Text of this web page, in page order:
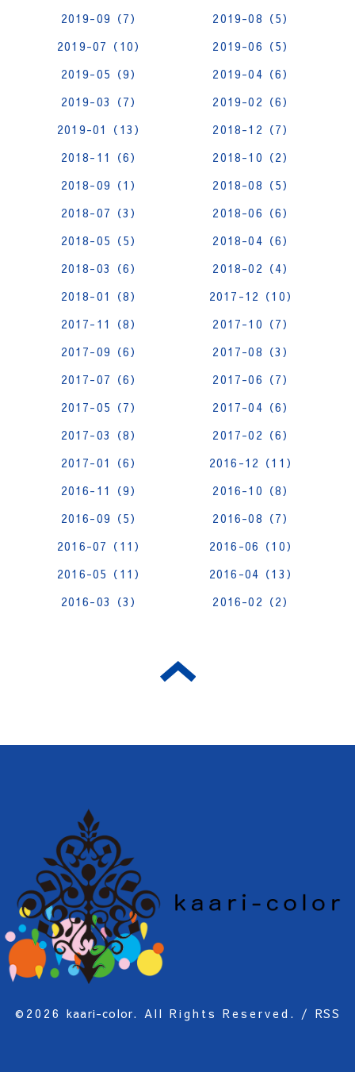
2019-09（7）
2019-08（5）
2019-07（10）
2019-06（5）
2019-05（9）
2019-04（6）
2019-03（7）
2019-02（6）
2019-01（13）
2018-12（7）
2018-11（6）
2018-10（2）
2018-09（1）
2018-08（5）
2018-07（3）
2018-06（6）
2018-05（5）
2018-04（6）
2018-03（6）
2018-02（4）
2018-01（8）
2017-12（10）
2017-11（8）
2017-10（7）
2017-09（6）
2017-08（3）
2017-07（6）
2017-06（7）
2017-05（7）
2017-04（6）
2017-03（8）
2017-02（6）
2017-01（6）
2016-12（11）
2016-11（9）
2016-10（8）
2016-09（5）
2016-08（7）
2016-07（11）
2016-06（10）
2016-05（11）
2016-04（13）
2016-03（3）
2016-02（2）
©2026kaari-color. All Rights Reserved. /RSS